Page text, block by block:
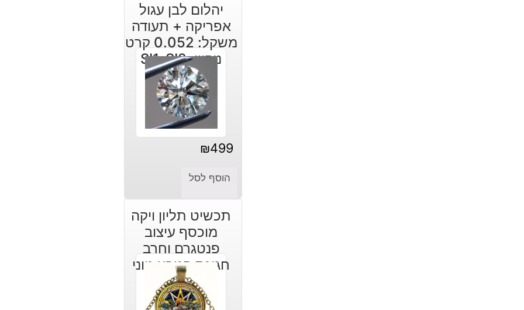
יהלום לבן עגול
אפריקה + תעודה
משקל: 0.052 קרט
ניקיון: SI1-SI2
₪499
הוסף לסל
תכשיט תליון ויקה
מוכסף עיצוב
פנטגרם וחרב
חגיגת הטבע גווני
כתום